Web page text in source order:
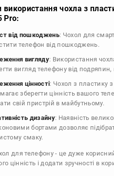
використання чохла з
Pro:
від пошкоджень: Чохол для
телефон від пошкоджень.
вигляду: Використання
вигляд телефону від
цінності: Чохол з пластику
зберегти цінність вашого
свій пристрій в майбутньому.
дизайну: Наявність
бортами дозволяє
смаку.
для телефону - це дуже
цінність і додати зручності в